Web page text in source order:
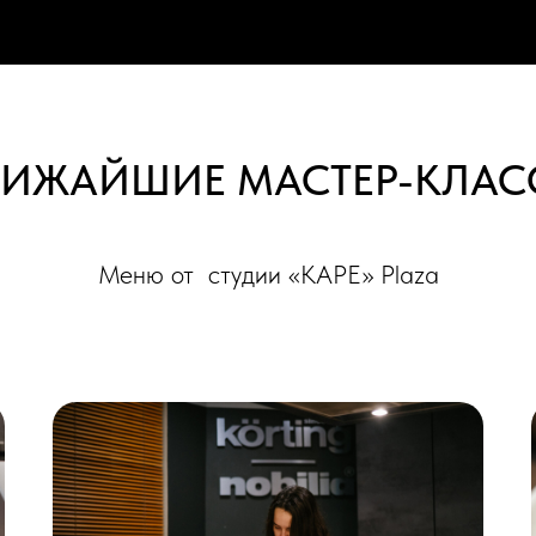
ШИЕ МАСТЕР-
Меню от студии «КАРЕ» Plaza